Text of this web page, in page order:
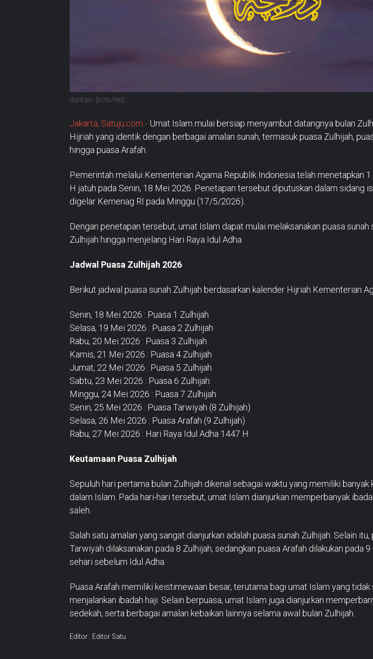
Ilustrasi. (poto/net).
Jakarta, Satuju.com - Umat Islam mulai bersiap menyambut datangnya bulan
Hijriah yang identik dengan berbagai amalan sunah, termasuk puasa Zulhijah,
hingga puasa Arafah.
Pemerintah melalui Kementerian Agama Republik Indonesia telah menetapkan
H jatuh pada Senin, 18 Mei 2026. Penetapan tersebut diputuskan dalam sidang
digelar Kemenag RI pada Minggu (17/5/2026).
Dengan penetapan tersebut, umat Islam dapat mulai melaksanakan puasa sunah
Zulhijah hingga menjelang Hari Raya Idul Adha.
Jadwal Puasa Zulhijah 2026
Berikut jadwal puasa sunah Zulhijah berdasarkan kalender Hijriah Kementerian
Senin, 18 Mei 2026 : Puasa 1 Zulhijah
Selasa, 19 Mei 2026 : Puasa 2 Zulhijah
Rabu, 20 Mei 2026 : Puasa 3 Zulhijah
Kamis, 21 Mei 2026 : Puasa 4 Zulhijah
Jumat, 22 Mei 2026 : Puasa 5 Zulhijah
Sabtu, 23 Mei 2026 : Puasa 6 Zulhijah
Minggu, 24 Mei 2026 : Puasa 7 Zulhijah
Senin, 25 Mei 2026 : Puasa Tarwiyah (8 Zulhijah)
Selasa, 26 Mei 2026 : Puasa Arafah (9 Zulhijah)
Rabu, 27 Mei 2026 : Hari Raya Idul Adha 1447 H
Keutamaan Puasa Zulhijah
Sepuluh hari pertama bulan Zulhijah dikenal sebagai waktu yang memiliki banyak
dalam Islam. Pada hari-hari tersebut, umat Islam dianjurkan memperbanyak
saleh.
Salah satu amalan yang sangat dianjurkan adalah puasa sunah Zulhijah. Selain itu,
Tarwiyah dilaksanakan pada 8 Zulhijah, sedangkan puasa Arafah dilakukan pada 9
sehari sebelum Idul Adha.
Puasa Arafah memiliki keistimewaan besar, terutama bagi umat Islam yang tidak
menjalankan ibadah haji. Selain berpuasa, umat Islam juga dianjurkan
sedekah, serta berbagai amalan kebaikan lainnya selama awal bulan Zulhijah.
Editor : Editor Satu